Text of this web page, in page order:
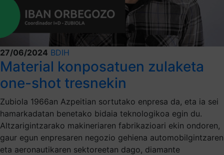
27/06/2024 BDIH
Material konposatuen zulaketa
one-shot tresnekin
Zubiola 1966an Azpeitian sortutako enpresa da, eta ia sei
hamarkadatan benetako bidaia teknologikoa egin du.
Altzarigintzarako makineriaren fabrikazioari ekin ondoren,
gaur egun enpresaren negozio gehiena automobilgintzaren
eta aeronautikaren sektoreetan dago, diamante